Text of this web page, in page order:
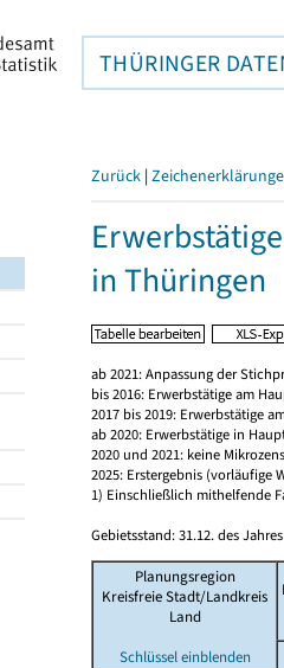
THÜRINGER
Zurück |
in Thüringen
ab 2021: Anpassung der
bis 2016: Erwerbstätige am
2017 bis 2019: Erwerbstätige
ab 2020: Erwerbstätige in
2020 und 2021: keine
2025: Erstergebnis (vorläufige
1) Einschließlich mithelfende
Gebietsstand: 31.12. des Jahres
Planungsregion
Kreisfreie Stadt/Landkreis
Land
Schlüssel einblenden